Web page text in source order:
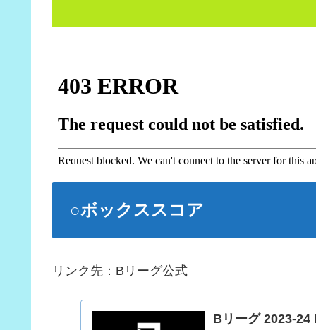
○ボックススコア
リンク先：Bリーグ公式
Bリーグ 2023-24